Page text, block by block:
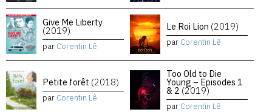
Give Me Liberty
(2019)
par Corentin Lê
Le Roi Lion (2019)
par Corentin Lê
Petite forêt (2018)
par Corentin Lê
Too Old to Die
Young – Episodes 1
& 2 (2019)
par Corentin Lê